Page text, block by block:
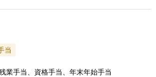
当
業手当、資格手当、年末年始手当